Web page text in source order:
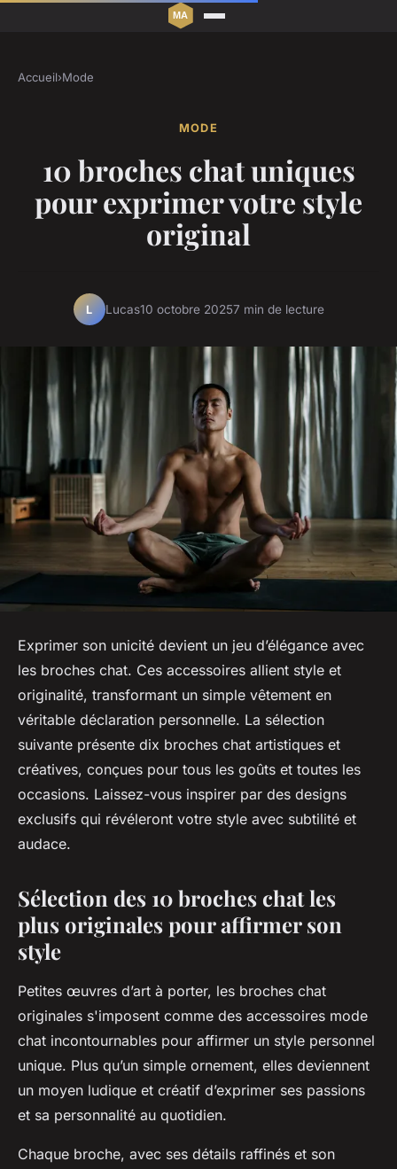
Accueil›Mode
MODE
10 broches chat uniques
pour exprimer votre style
original
L Lucas10 octobre 20257 min de lecture
Exprimer son unicité devient un jeu d’élégance avec
les broches chat. Ces accessoires allient style et
originalité, transformant un simple vêtement en
véritable déclaration personnelle. La sélection
suivante présente dix broches chat artistiques et
créatives, conçues pour tous les goûts et toutes les
occasions. Laissez-vous inspirer par des designs
exclusifs qui révéleront votre style avec subtilité et
audace.
Sélection des 10 broches chat les
plus originales pour affirmer son
style
Petites œuvres d’art à porter, les broches chat
originales s'imposent comme des accessoires mode
chat incontournables pour affirmer un style personnel
unique. Plus qu’un simple ornement, elles deviennent
un moyen ludique et créatif d’exprimer ses passions
et sa personnalité au quotidien.
Chaque broche, avec ses détails raffinés et son